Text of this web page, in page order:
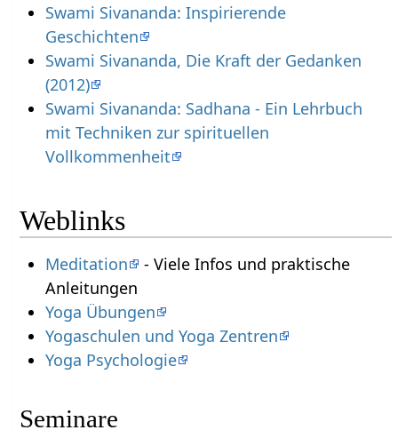
Swami Sivananda: Inspirierende
Geschichten
Swami Sivananda, Die Kraft der Gedanken
(2012)
Swami Sivananda: Sadhana - Ein Lehrbuch
mit Techniken zur spirituellen
Vollkommenheit
Weblinks
Meditation
- Viele Infos und praktische
Anleitungen
Yoga Übungen
Yogaschulen und Yoga Zentren
Yoga Psychologie
Seminare